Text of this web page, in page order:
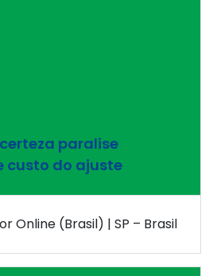
paralise
custo do ajuste
Online (Brasil) | SP – Brasil